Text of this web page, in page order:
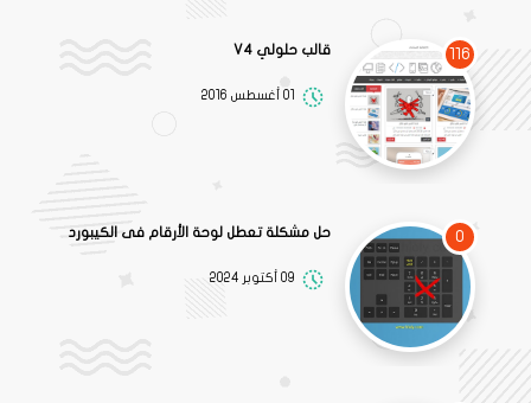
116 قالب حلولي V4
01 أغسطس 2016
0 حل مشكلة تعطل لوحة الأرقام فى الكيبورد
09 أكتوبر 2024